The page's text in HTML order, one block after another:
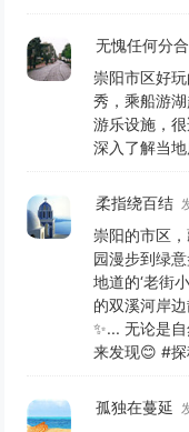
无愧任何分合
崇阳市区好
秀，乘船游
游乐设施，
深入了解当
柔指绕百结
崇阳的市区
园漫步到绿
地道的‘老街
的双溪河岸
✨... 无论是
来发现😊 #
孤独在蔓延